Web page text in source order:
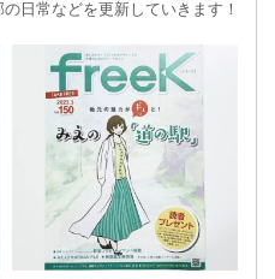
日常などを更新していきます！